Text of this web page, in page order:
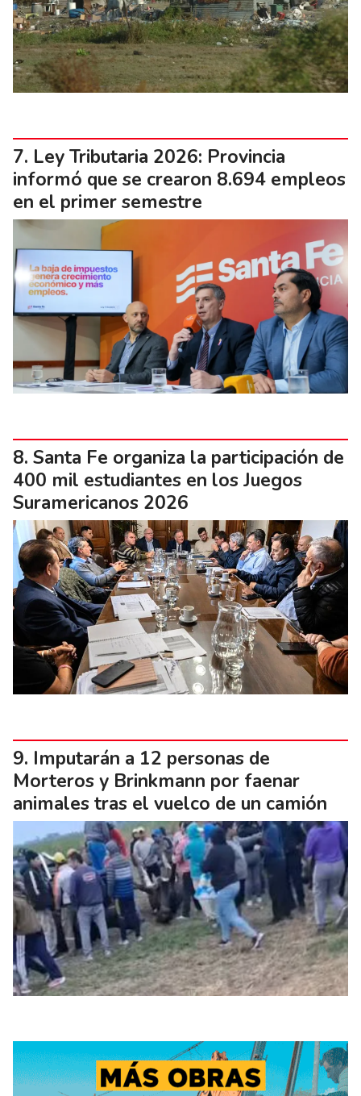
Ley Tributaria 2026: Provincia
informó que se crearon 8.694 empleos
en el primer semestre
Santa Fe organiza la participación de
400 mil estudiantes en los Juegos
Suramericanos 2026
Imputarán a 12 personas de
Morteros y Brinkmann por faenar
animales tras el vuelco de un camión